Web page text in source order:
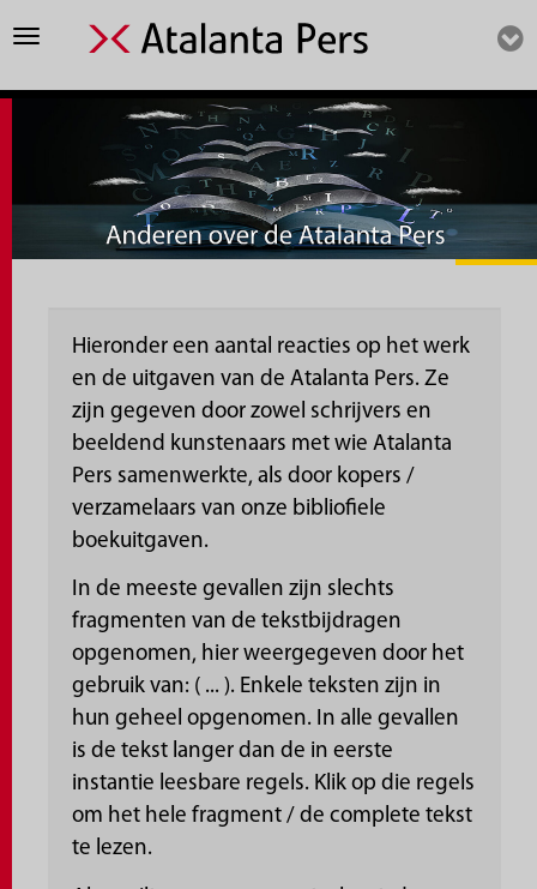
Toggle
Hieronder een aantal reacties op het werk
en de uitgaven van de Atalanta Pers. Ze
zijn gegeven door zowel schrijvers en
beeldend kunstenaars met wie Atalanta
Pers samenwerkte, als door kopers /
verzamelaars van onze bibliofiele
boekuitgaven.
In de meeste gevallen zijn slechts
fragmenten van de tekstbijdragen
opgenomen, hier weergegeven door het
gebruik van: ( ... ). Enkele teksten zijn in
hun geheel opgenomen. In alle gevallen
is de tekst langer dan de in eerste
instantie leesbare regels. Klik op die regels
om het hele fragment / de complete tekst
te lezen.